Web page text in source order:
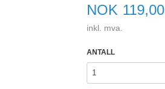
Pris
NOK 119,00
inkl. mva.
ANTALL